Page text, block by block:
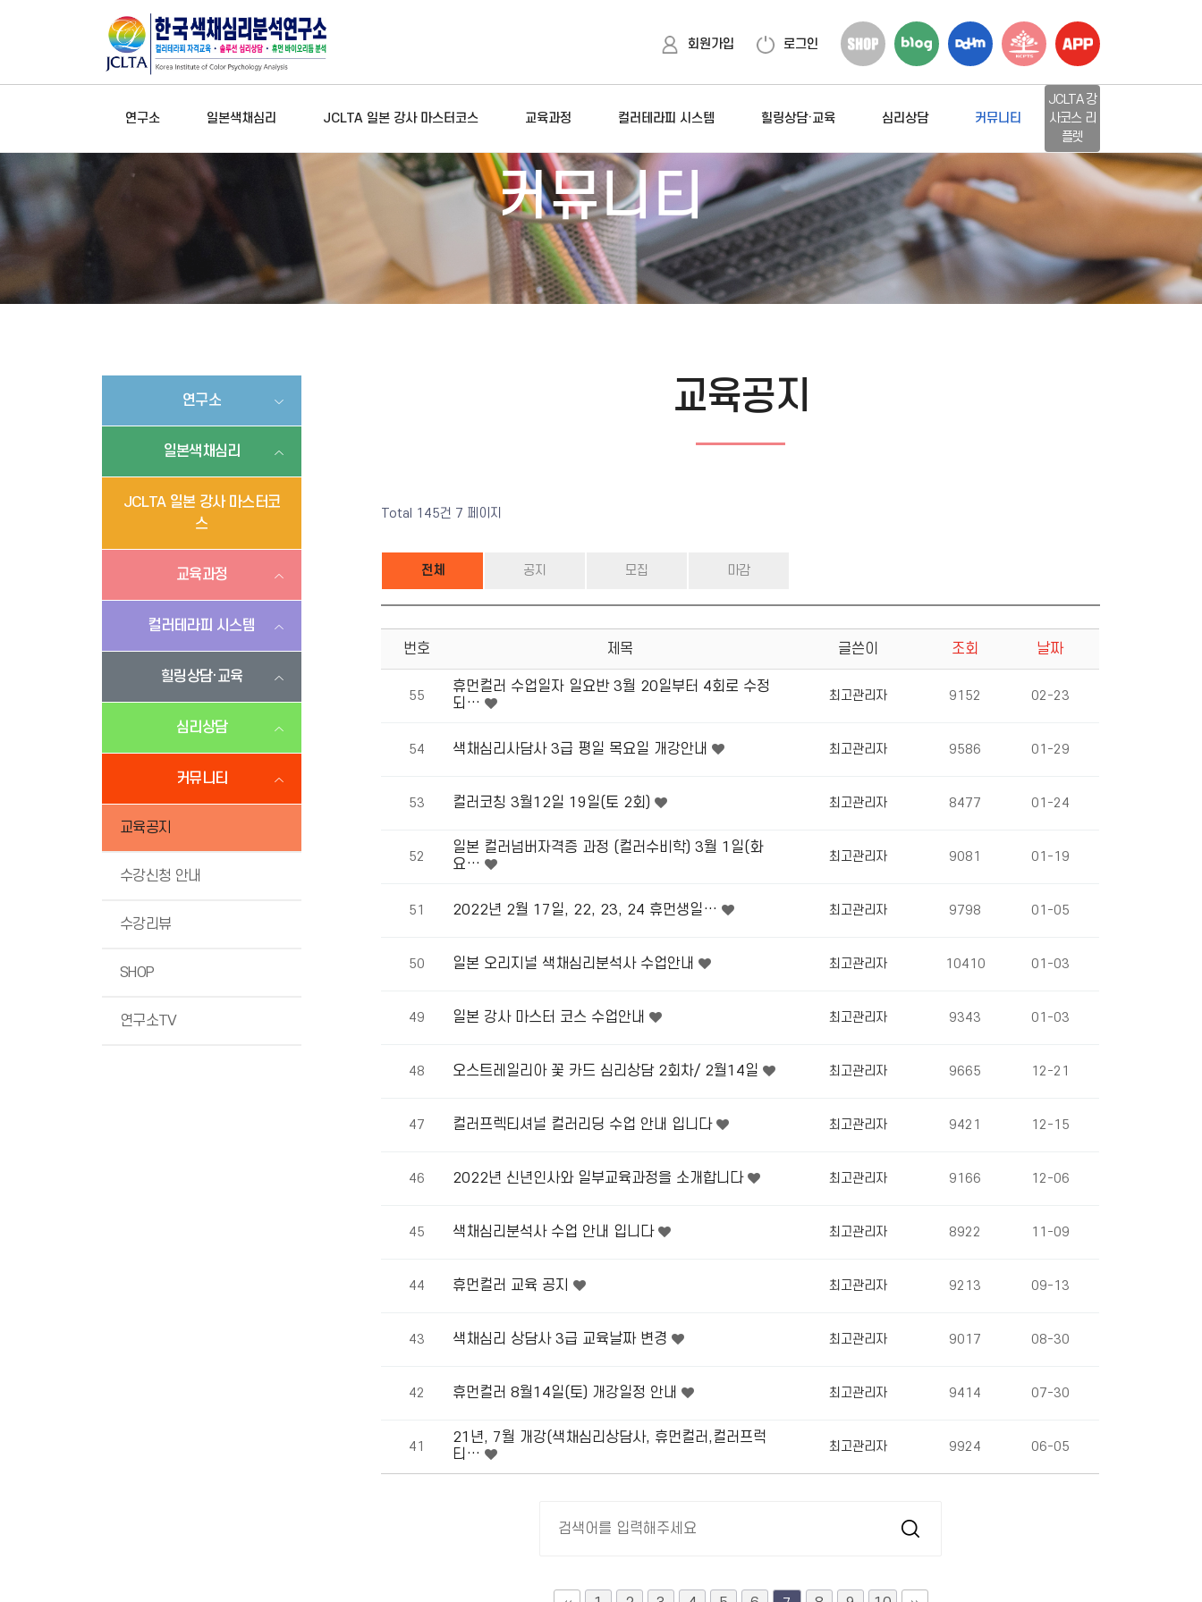
회원가입 로그인
연구소 일본색채심리 JCLTA 일본 강사 마스터코스 교육과정 컬러테라피 시스템 힐링상담·교육 심리상담 커뮤니티
JCLTA 강
사코스 리
플렛
커뮤니티
연구소
일본색채심리
JCLTA 일본 강사 마스터코
스
교육과정
컬러테라피 시스템
힐링상담·교육
심리상담
커뮤니티
교육공지
수강신청 안내
수강리뷰
SHOP
연구소TV
교육공지
Total 145건 7 페이지
전체 공지 모집 마감
번호 제목 글쓴이 조회 날짜
55
휴먼컬러 수업일자 일요반 3월 20일부터 4회로 수정
되…
최고관리자 9152 02-23
54 색채심리사담사 3급 평일 목요일 개강안내 최고관리자 9586 01-29
53 컬러코칭 3월12일 19일(토 2회) 최고관리자 8477 01-24
52
일본 컬러넘버자격증 과정 (컬러수비학) 3월 1일(화
요…
최고관리자 9081 01-19
51 2022년 2월 17일, 22, 23, 24 휴먼생일… 최고관리자 9798 01-05
50 일본 오리지널 색채심리분석사 수업안내 최고관리자 10410 01-03
49 일본 강사 마스터 코스 수업안내 최고관리자 9343 01-03
48 오스트레일리아 꽃 카드 심리상담 2회차/ 2월14일 최고관리자 9665 12-21
47 컬러프렉티셔널 컬러리딩 수업 안내 입니다 최고관리자 9421 12-15
46 2022년 신년인사와 일부교육과정을 소개합니다 최고관리자 9166 12-06
45 색채심리분석사 수업 안내 입니다 최고관리자 8922 11-09
44 휴먼컬러 교육 공지 최고관리자 9213 09-13
43 색채심리 상담사 3급 교육날짜 변경 최고관리자 9017 08-30
42 휴먼컬러 8월14일(토) 개강일정 안내 최고관리자 9414 07-30
41
21년, 7월 개강(색채심리상담사, 휴먼컬러,컬러프럭
티…
최고관리자 9924 06-05